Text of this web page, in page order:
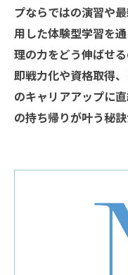
プならではの演習や
用した体験型学習を
理の力をどう伸ばせ
即戦力化や資格取得
のキャリアアップに
の持ち帰りが叶う秘訣